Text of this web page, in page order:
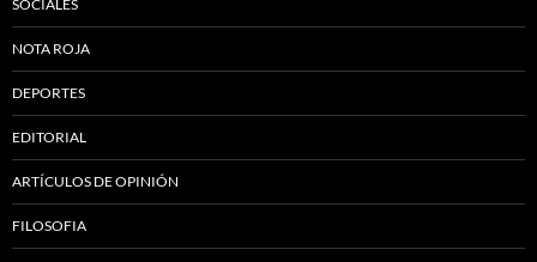
SOCIALES
NOTA ROJA
DEPORTES
EDITORIAL
ARTÍCULOS DE OPINIÓN
FILOSOFIA